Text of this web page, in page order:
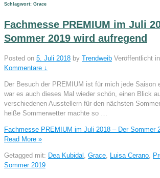
Schlagwort: Grace
Fachmesse PREMIUM im Juli
Sommer 2019 wird aufregend
Posted on 5. Juli 2018 by Trendweib Veröffentlicht in
Kommentare ↓
Der Besuch der PREMIUM ist für mich jede Saison
war es auch dieses Mal wieder schön, einen Blick
verschiedenen Ausstellern für den nächsten
heiße Sommerwetter machte so …
Fachmesse PREMIUM im Juli 2018 – Der Sommer
Read More »
Getagged mit: Dea Kubidal Grace Luisa Cerano
Sommer 2019